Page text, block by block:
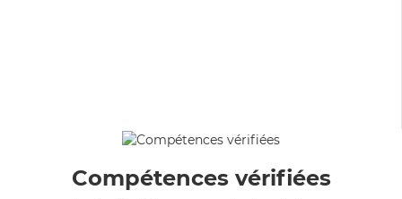
Compétences vérifiées